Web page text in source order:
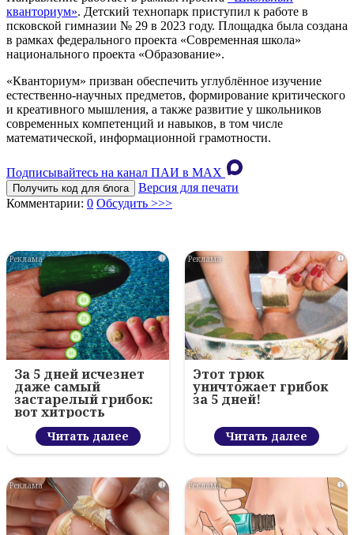
кванториум». Детский технопарк приступил к работе в
псковской гимназии № 29 в 2023 году. Площадка была создана
в рамках федерального проекта «Современная школа»
национального проекта «Образование».
«Кванториум» призван обеспечить углублённое изучение
естественно-научных предметов, формирование критического
и креативного мышления, а также развитие у школьников
современных компетенций и навыков, в том числе
математической, информационной грамотности.
Подписывайтесь на канал ПАИ в MAХ
Получить код для блога
Версия для печати
Комментарии: 0 Обсудить >>>
i
За 5 дней исчезнет
даже самый
застарелый грибок:
вот хитрость
Читать далее
i
Этот трюк
уничтожает грибок
за 5 дней!
Читать далее
i i